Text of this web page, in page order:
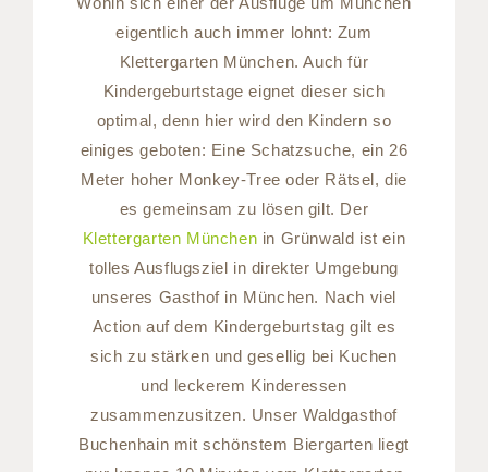
eigentlich auch immer lohnt: Zum
Klettergarten München. Auch für
Kindergeburtstage eignet dieser sich
optimal, denn hier wird den Kindern so
einiges geboten: Eine Schatzsuche, ein 26
Meter hoher Monkey-Tree oder Rätsel, die
es gemeinsam zu lösen gilt. Der
Klettergarten München in Grünwald ist ein
tolles Ausflugsziel in direkter Umgebung
unseres Gasthof in München. Nach viel
Action auf dem Kindergeburtstag gilt es
sich zu stärken und gesellig bei Kuchen
und leckerem Kinderessen
zusammenzusitzen. Unser Waldgasthof
Buchenhain mit schönstem Biergarten liegt